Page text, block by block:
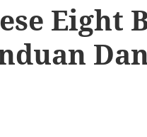
Eight